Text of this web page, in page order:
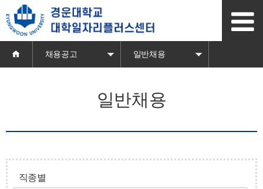
문
로
기
채용공고 일반채용
일반채용
직종별